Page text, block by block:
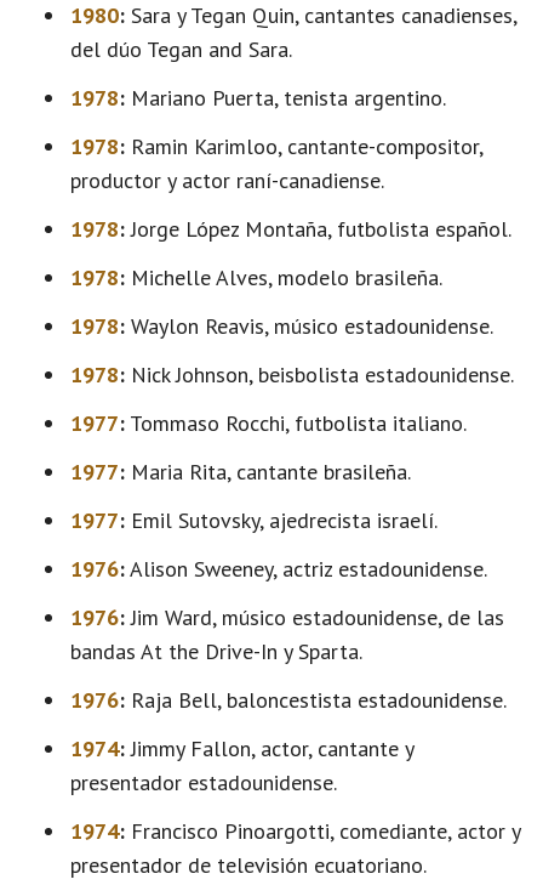
1980: Sara y Tegan Quin, cantantes canadienses,
del dúo Tegan and Sara.
1978: Mariano Puerta, tenista argentino.
1978: Ramin Karimloo, cantante-compositor,
productor y actor raní-canadiense.
1978:Jorge López Montaña, futbolista español.
1978: Michelle Alves, modelo brasileña.
1978: Waylon Reavis, músico estadounidense.
1978: Nick Johnson, beisbolista estadounidense.
1977: Tommaso Rocchi, futbolista italiano.
1977: Maria Rita, cantante brasileña.
1977: Emil Sutovsky, ajedrecista israelí.
1976:Alison Sweeney, actriz estadounidense.
1976:Jim Ward, músico estadounidense, de las
bandas At the Drive-In y Sparta.
1976: Raja Bell, baloncestista estadounidense.
1974:Jimmy Fallon, actor, cantante y
presentador estadounidense.
1974: Francisco Pinoargotti, comediante, actor y
presentador de televisión ecuatoriano.